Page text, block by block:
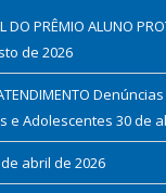
DO PRÊMIO ALUNO
de 2026
e Adolescentes 30 de
abril de 2026